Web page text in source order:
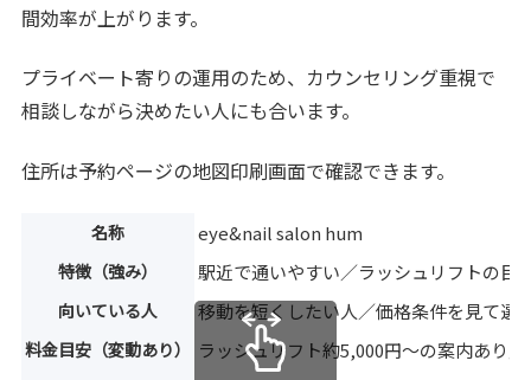
間効率が上がります。
プライベート寄りの運用のため、カウンセリング重視で
相談しながら決めたい人にも合います。
住所は予約ページの地図印刷画面で確認できます。
名称 eye&nail salon hum
特徴（強み） 駅近で通いやすい／ラッシュリフトの目
向いている人 移動を短くしたい人／価格条件を見て選
料金目安（変動あり） ラッシュリフト約5,000円〜の案内あり